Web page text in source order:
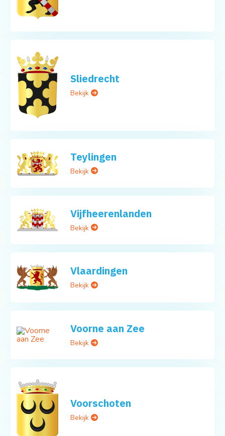
Sliedrecht
Bekijk
Teylingen
Bekijk
Vijfheerenlanden
Bekijk
Vlaardingen
Bekijk
Voorne aan Zee
Bekijk
Voorschoten
Bekijk